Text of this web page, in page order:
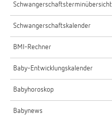
Schwangerschaftsterminübersicht
Schwangerschaftskalender
BMI-Rechner
Baby-Entwicklungskalender
Babyhoroskop
Babynews